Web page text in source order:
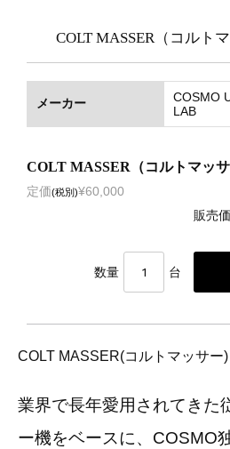
COLT MASSER（コルトマ
メーカー
COSMO
LAB
COLT MASSER（コルトマッサ
定価(税別)¥60,000
販売
数量 台
COLT MASSER(コルトマッサー)
業界で長年愛用されてきた
ー機をベースに、COSMO